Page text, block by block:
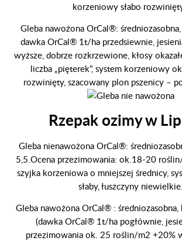
korzeniowy słabo
Gleba nawożona OrCal®:
dawka OrCal® 1t/ha przedsiewnie,
wyższe, dobrze rozkrzewione, kłosy
liczba „pięterek”, system korzeniowy
rozwinięty, szacowany plon pszenicy –
Rzepak ozimy w
Gleba nienawożona OrCal®:
5,5.Ocena przezimowania: ok.18-20
szyjka korzeniowa o mniejszej średnicy,
słaby, łuszczyny niewielkie.
Gleba nawożona OrCal® :
(dawka OrCal® 1t/ha pogłównie,
przezimowania ok. 25 roślin/m2 +20%